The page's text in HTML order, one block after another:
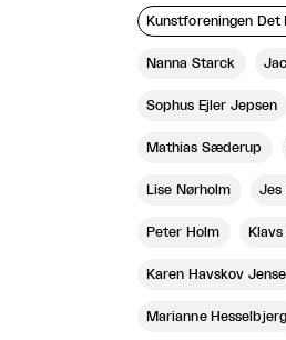
Kunstforeningen Det
Nanna Starck
Sophus Ejler Jepsen
Mathias Sæderup
Lise Nørholm Jes
Peter Holm
Karen Havskov
Marianne Hesselbjerg